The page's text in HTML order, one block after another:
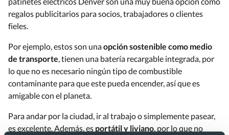
regalos publicitarios para socios, trabajadores o clientes
fieles.
Por ejemplo, estos son unaopción sostenible como medio
de transporte, tienen una batería recargable integrada, por
lo que no es necesario ningún tipo de combustible
contaminante para que este pueda encender, así que es
amigable con el planeta.
Para andar por la ciudad, ir al trabajo o simplemente pasear,
es excelente. Además, es portátil y liviano, por lo que no